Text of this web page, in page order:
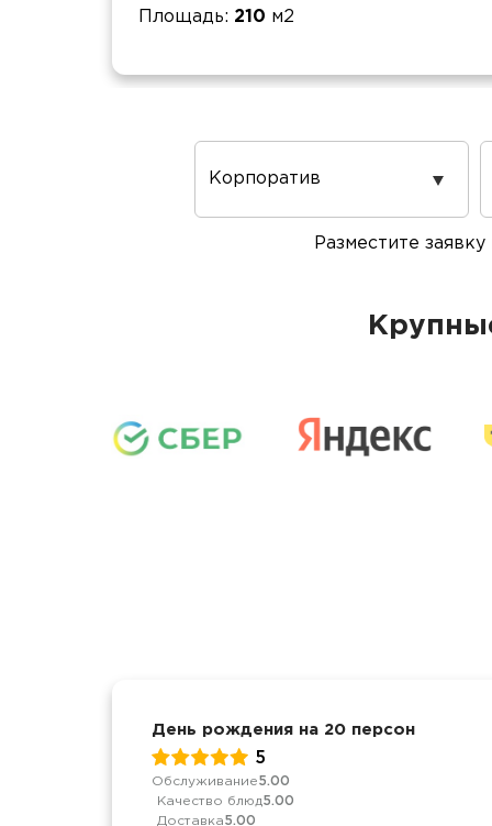
Площадь
210 м2
Повод
проведения
Разместите
День рождения на 20 персон
5
Обслуживание5.00
Качество блюд5.00
Доставка5.00